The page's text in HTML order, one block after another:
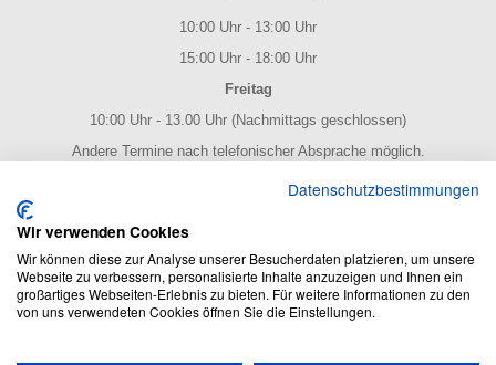
10:00 Uhr - 13:00 Uhr
15:00 Uhr - 18:00 Uhr
Freitag
10:00 Uhr - 13.00 Uhr (Nachmittags geschlossen)
Andere Termine nach telefonischer Absprache möglich.
NOTENPOST BY ERES EditionDatenschutzbestimmungen
Wir verwenden Cookies
Wir können diese zur Analyse unserer Besucherdaten platzieren, um unsere
Webseite zu verbessern, personalisierte Inhalte anzuzeigen und Ihnen ein
großartiges Webseiten-Erlebnis zu bieten. Für weitere Informationen zu den
von uns verwendeten Cookies öffnen Sie die Einstellungen.